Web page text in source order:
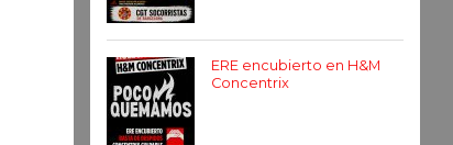
ERE encubierto en H&M
Concentrix